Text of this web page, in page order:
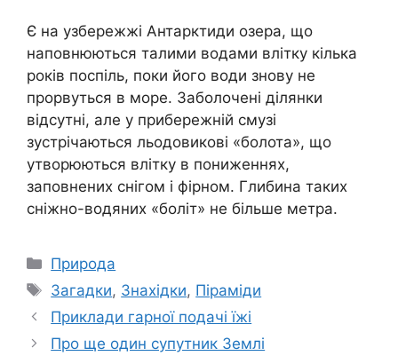
Є на узбережжі Антарктиди озера, що
наповнюються талими водами влітку кілька
років поспіль, поки його води знову не
прорвуться в море. Заболочені ділянки
відсутні, але у прибережній смузі
зустрічаються льодовикові «болота», що
утворюються влітку в пониженнях,
заповнених снігом і фірном. Глибина таких
сніжно-водяних «боліт» не більше метра.
Категорії
Природа
Позначки
Загадки, Знахідки, Піраміди
Приклади гарної подачі їжі
Про ще один супутник Землі